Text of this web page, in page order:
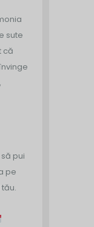
sute
că
pui
pe